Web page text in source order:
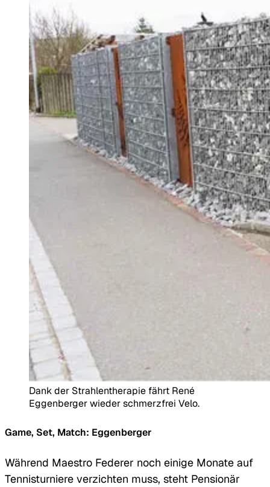
Dank der Strahlentherapie fährt René
Eggenberger wieder schmerzfrei Velo.
Game, Set, Match: Eggenberger
Während Maestro Federer noch einige Monate auf
Tennisturniere verzichten muss, steht Pensionär